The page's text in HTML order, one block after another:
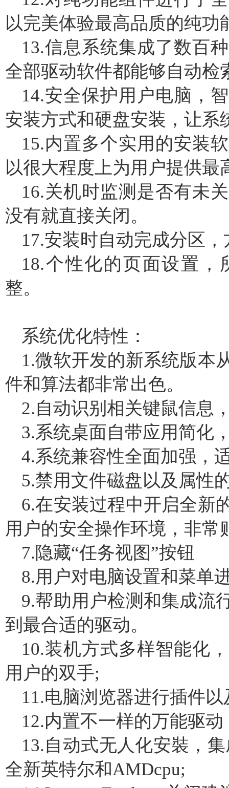
以完美体验最高品质的纯功
13.信息系统集成了数百
全部驱动软件都能够自动检
14.安全保护用户电脑，
安装方式和硬盘安装，让系
15.内置多个实用的安装
以很大程度上为用户提供最
16.关机时监测是否有未
没有就直接关闭。
17.安装时自动完成分区
18.个性化的页面设置
整。
系统优化特性：
1.微软开发的新系统版本
件和算法都非常出色。
2.自动识别相关键鼠信息
3.系统桌面自带应用简化
4.系统兼容性全面加强，
5.禁用文件磁盘以及属性
6.在安装过程中开启全新
用户的安全操作环境，非常
7.隐藏“任务视图”按钮
8.用户对电脑设置和菜单
9.帮助用户检测和集成流
到最合适的驱动。
10.装机方式多样智能化
用户的双手;
11.电脑浏览器进行插件
12.内置不一样的万能驱
13.自动式无人化安裝，
全新英特尔和AMDcpu;